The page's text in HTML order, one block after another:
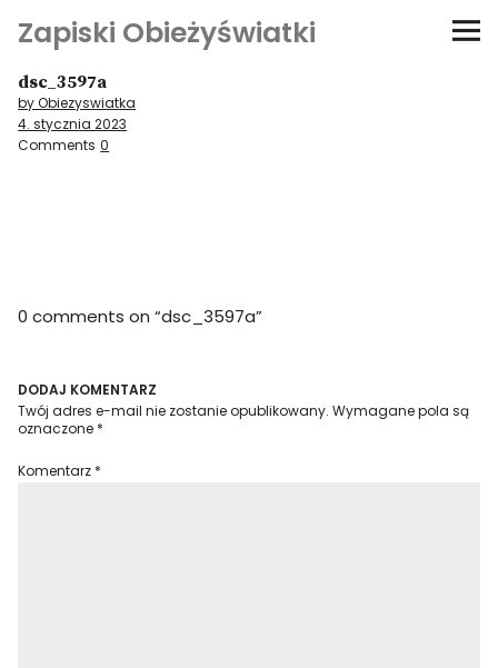
Zapiski Obieżyświatki
Podróże
Kultura i sztuka
Niezwyczajne ściany
Dom na kółkach
dsc_3597a
by Obiezyswiatka
4. stycznia 2023
Comments 0
0 comments on “dsc_3597a”
DODAJ KOMENTARZ
Twój adres e-mail nie zostanie opublikowany. Wymagane pola są
oznaczone *
Komentarz *